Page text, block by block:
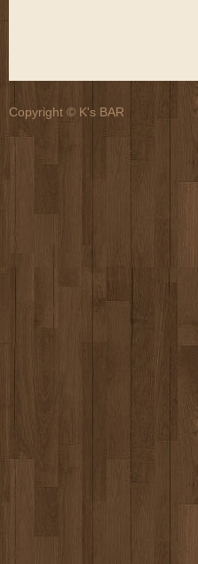
Copyright © K's BAR